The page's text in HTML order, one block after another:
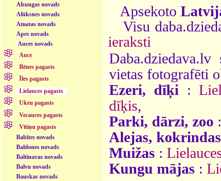
Alsungas novads
Alūksnes novads
Amatas novads
Apes novads
Auces novads
Auce
Bēnes pagasts
Īles pagasts
Lielauces pagasts
Ukru pagasts
Vecauces pagasts
Vītiņu pagasts
Babītes novads
Baldones novads
Baltinavas novads
Balvu novads
Bauskas novads
Apsekoto
Visu
ieraksti
vietas fotografēti
Ezeri, dīķi :
dīķis,
Parki, dārzi, zoo
Alejas, kokrindas
Muižas :
Kungu mājas :